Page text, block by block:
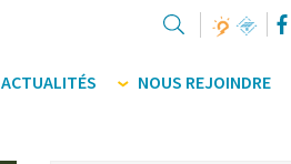
ACTUALITÉS NOUS REJOINDRE